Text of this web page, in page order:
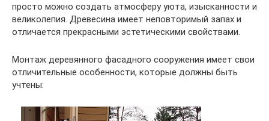
просто можно создать атмосферу уюта, изысканности и
великолепия. Древесина имеет неповторимый запах и
отличается прекрасными эстетическими свойствами.
Монтаж деревянного фасадного сооружения имеет свои
отличительные особенности, которые должны быть
учтены: